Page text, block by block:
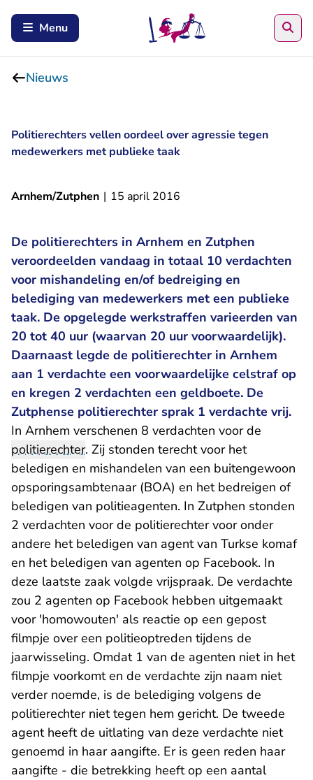
Menu
Nieuws
Politierechters vellen oordeel over agressie tegen
medewerkers met publieke taak
Arnhem/Zutphen | 15 april 2016
De politierechters in Arnhem en Zutphen
veroordeelden vandaag in totaal 10 verdachten
voor mishandeling en/of bedreiging en
belediging van medewerkers met een publieke
taak. De opgelegde werkstraffen varieerden van
20 tot 40 uur (waarvan 20 uur voorwaardelijk).
Daarnaast legde de politierechter in Arnhem
aan 1 verdachte een voorwaardelijke celstraf op
en kregen 2 verdachten een geldboete. De
Zutphense politierechter sprak 1 verdachte vrij.
In Arnhem verschenen 8 verdachten voor de
politierechter. Zij stonden terecht voor het
beledigen en mishandelen van een buitengewoon
opsporingsambtenaar (BOA) en het bedreigen of
beledigen van politieagenten. In Zutphen stonden
2 verdachten voor de politierechter voor onder
andere het beledigen van agent van Turkse komaf
en het beledigen van agenten op Facebook. In
deze laatste zaak volgde vrijspraak. De verdachte
zou 2 agenten op Facebook hebben uitgemaakt
voor 'homowouten' als reactie op een gepost
filmpje over een politieoptreden tijdens de
jaarwisseling. Omdat 1 van de agenten niet in het
filmpje voorkomt en de verdachte zijn naam niet
verder noemde, is de belediging volgens de
politierechter niet tegen hem gericht. De tweede
agent heeft de uitlating van deze verdachte niet
genoemd in haar aangifte. Er is geen reden haar
aangifte - die betrekking heeft op een aantal